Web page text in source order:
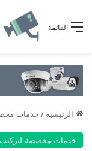
القائمة
الرئيسية / خدمات
خدمات مخصصة لتركيب